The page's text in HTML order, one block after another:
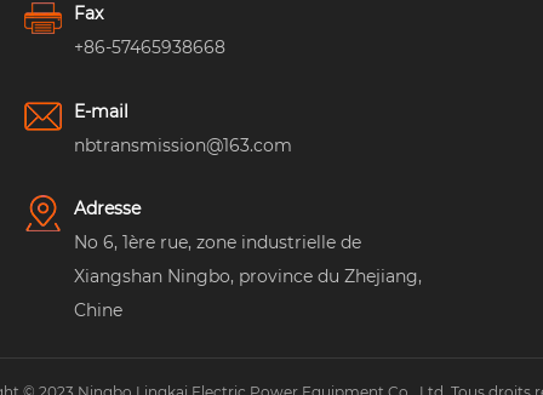
Fax
+86-57465938668
E-mail
nbtransmission@163.com
Adresse
No 6, 1ère rue, zone industrielle de
Xiangshan Ningbo, province du Zhejiang,
Chine